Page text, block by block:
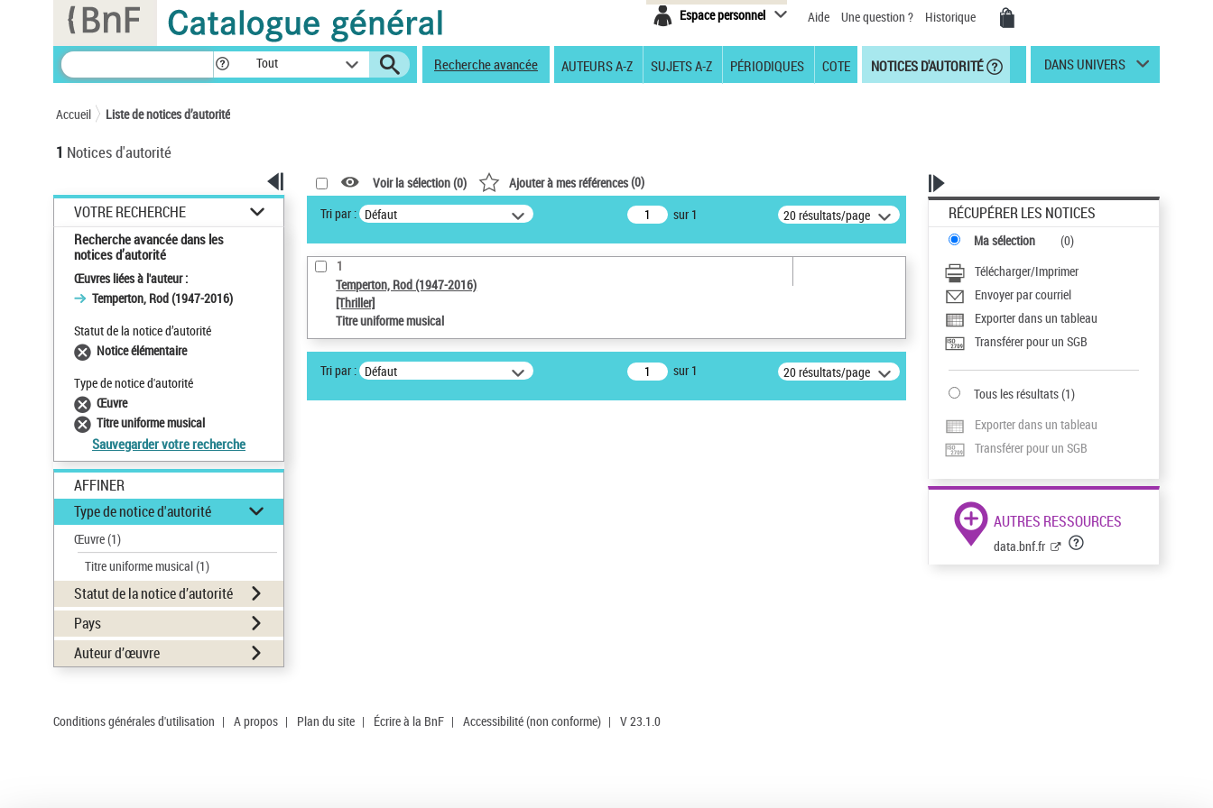
Espace personnel Aide Une question ? Historique
Tout Recherche avancée AUTEURS A-Z SUJETS A-Z PÉRIODIQUES COTE NOTICES D'AUTORITÉ DANS UNIVERS
Accueil Liste de notices d’autorité
1 Notices d'autorité
VOTRE RECHERCHE
Recherche avancée dans les
notices d’autorité
Œuvres liées à l'auteur :
Temperton, Rod (1947-2016)
Statut de la notice d’autorité
Notice élémentaire
Type de notice d'autorité
Œuvre
Titre uniforme musical
Sauvegarder votre recherche
AFFINER
Type de notice d'autorité
Œuvre(1)
Titre uniforme musical(1)
Statut de la notice d’autorité
Pays
Auteur d’œuvre
Voir la sélection (0) Ajouter à mes références(0)
Tri par : Défaut sur 1 20 résultats/page
1
Temperton, Rod (1947-2016)
[Thriller]
Titre uniforme musical
Tri par : Défaut sur 1 20 résultats/page
RÉCUPÉRER LES NOTICES
Ma sélection (0)
Télécharger/Imprimer
Envoyer par courriel
Exporter dans un tableau
Transférer pour un SGB
Tous les résultats(1)
Exporter dans un tableau
Transférer pour un SGB
AUTRES RESSOURCES
data.bnf.fr
Conditions générales d'utilisation | A propos | Plan du site | Écrire à la BnF | Accessibilité (non conforme) | V 23.1.0
Panneau de gestion des cookies